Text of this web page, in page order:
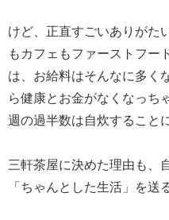
けど、正直すごいありがた
もカフェもファーストフー
は、お給料はそんなに多く
ら健康とお金がなくなっち
週の過半数は自炊すること
三軒茶屋に決めた理由も、
「ちゃんとした生活」を送